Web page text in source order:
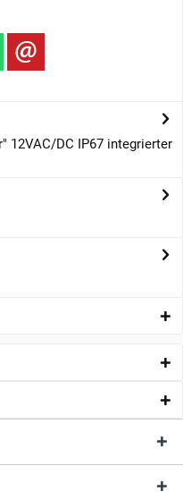
12VAC/DC IP67 integrierter